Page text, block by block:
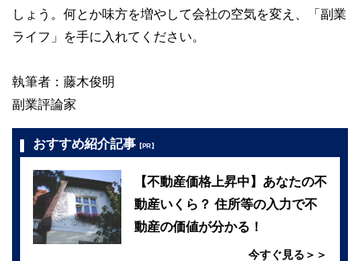
しょう。何とか味方を増やして会社の空気を変え、「副業
ライフ」を手に入れてください。
執筆者：藤木俊明
副業評論家
おすすめ紹介記事 【PR】
【不動産価格上昇中】あなたの不
動産いくら？ 住所等の入力で不
動産の価値が分かる！
今すぐ見る＞＞